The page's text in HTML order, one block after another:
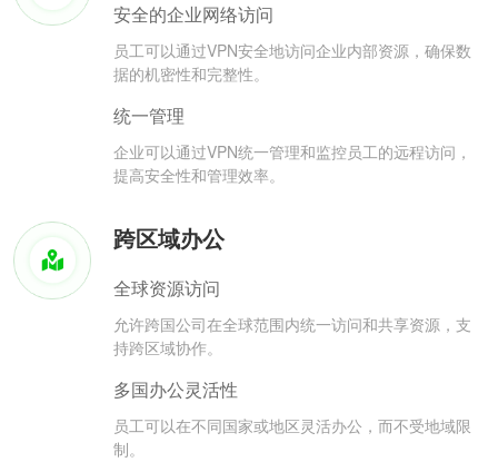
安全的企业网络访问
员工可以通过VPN安全地访问企业内部资源，确保数
据的机密性和完整性。
统一管理
企业可以通过VPN统一管理和监控员工的远程访问，
提高安全性和管理效率。
跨区域办公
全球资源访问
允许跨国公司在全球范围内统一访问和共享资源，支
持跨区域协作。
多国办公灵活性
员工可以在不同国家或地区灵活办公，而不受地域限
制。